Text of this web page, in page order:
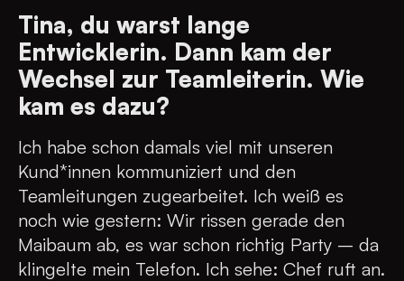
Tina, du warst lange
Entwicklerin. Dann kam der
Wechsel zur Teamleiterin. Wie
kam es dazu?
Ich habe schon damals viel mit unseren
Kund*innen kommuniziert und den
Teamleitungen zugearbeitet. Ich weiß es
noch wie gestern: Wir rissen gerade den
Maibaum ab, es war schon richtig Party – da
klingelte mein Telefon. Ich sehe: Chef ruft an.